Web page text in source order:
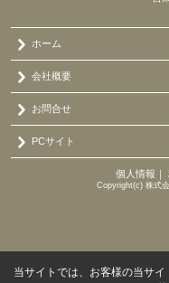
ホーム
会社概要
お問合せ
PCサイト
個人情報 ｜
Copyright(c) 株式
当サイトでは、お客様の当サ